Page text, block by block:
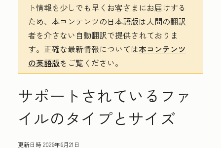
ト情報を少しでも早くお客さまにお届けする
ため、本コンテンツの日本語版は人間の翻訳
者を介さない自動翻訳で提供されておりま
す。 正確な最新情報については本コンテンツ
の英語版をご覧ください。
サポートされているファ
イルのタイプとサイズ
更新日時2026年6月21日